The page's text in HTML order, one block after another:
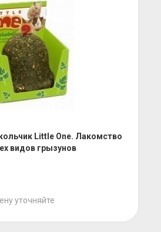
Little One. Лакомство
видов грызунов
уточняйте